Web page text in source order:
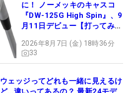
に！ ノーメッキのキャスコ
『DW-125G High Spin』、9
月11日デビュー【打ってみ
2026年8月7日 (金) 18時36分
33
ウェッジってどれも一緒に見えるけ